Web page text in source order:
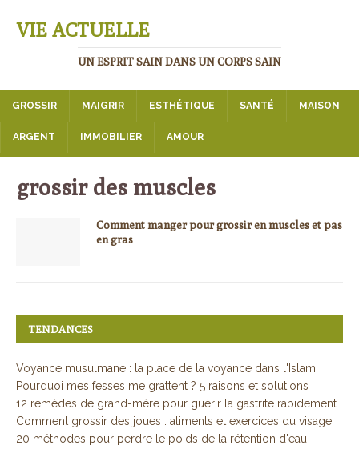
VIE ACTUELLE
UN ESPRIT SAIN DANS UN CORPS SAIN
GROSSIR MAIGRIR ESTHÉTIQUE SANTÉ MAISON
ARGENT IMMOBILIER AMOUR
grossir des muscles
Comment manger pour grossir en muscles et pas
en gras
TENDANCES
Voyance musulmane : la place de la voyance dans l'Islam
Pourquoi mes fesses me grattent ? 5 raisons et solutions
12 remèdes de grand-mère pour guérir la gastrite rapidement
Comment grossir des joues : aliments et exercices du visage
20 méthodes pour perdre le poids de la rétention d'eau